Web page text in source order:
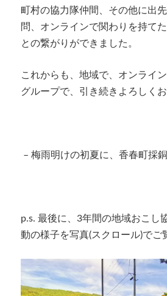
町村の協力隊仲間、その他に出
問、オンラインで関わりを持て
との繋がりができました。
これからも、地域で、オンライ
グループで、引き続きよろしくお
– 梅雨明けの初夏に、香春町採銅
p.s. 最後に、3年間の地域おこし
動の様子を写真(スクロール)でご